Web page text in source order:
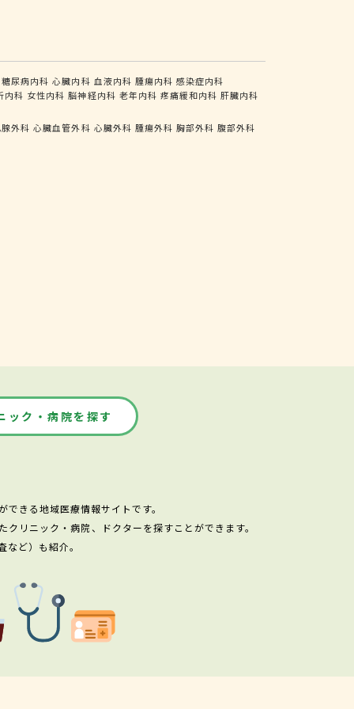
糖尿病内科 心臓内科 血液内科 腫瘍内科 感染症内科
内科 女性内科 脳神経内科 老年内科 疼痛緩和内科 肝臓内科
外科 心臓血管外科 心臓外科 腫瘍外科 胸部外科 腹部外科
ック・病院を探す
きる地域医療情報サイトです。
リニック・病院、ドクターを探すことができます。
ど）も紹介。